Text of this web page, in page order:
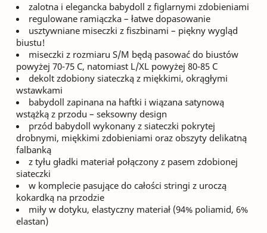
zalotna i elegancka babydoll z figlarnymi zdobieniami
regulowane ramiączka – łatwe dopasowanie
usztywniane miseczki z fiszbinami – piękny wygląd
biustu!
miseczki z rozmiaru S/M będą pasować do biustów
powyżej 70-75 C, natomiast L/XL powyżej 80-85 C
dekolt zdobiony siateczką z miękkimi, okrągłymi
wstawkami
babydoll zapinana na haftki i wiązana satynową
wstążką z przodu – seksowny design
przód babydoll wykonany z siateczki pokrytej
drobnymi, miękkimi zdobieniami oraz obszyty delikatną
falbanką
z tyłu gładki materiał połączony z pasem zdobionej
siateczki
w komplecie pasujące do całości stringi z uroczą
kokardką na przodzie
miły w dotyku, elastyczny materiał (94% poliamid, 6%
elastan)